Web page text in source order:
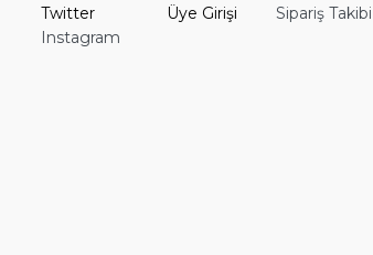
Twitter Üye Girişi
Sipariş Takibi
Instagram